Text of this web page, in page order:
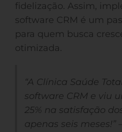
fidelização. Assim,
software CRM é um
para quem busca
otimizada.
“A Clínica Saúde
software CRM e viu
25% na satisfação
apenas seis meses!”